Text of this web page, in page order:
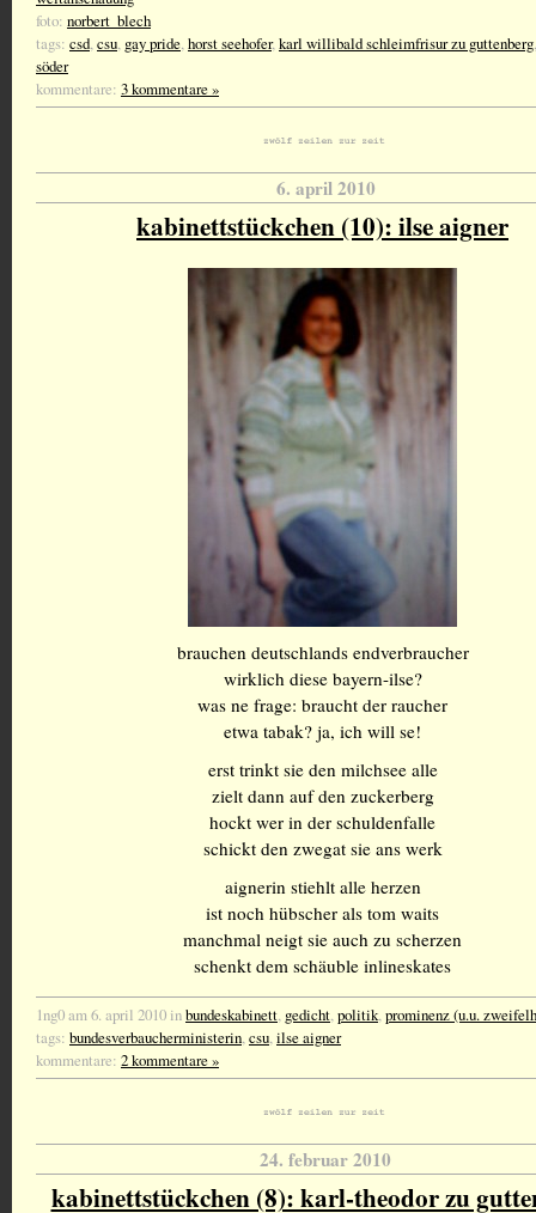
foto: norbert_blech
tags: csd,csu, gay pride,horst seehofer,karl willibald schleimfrisur zu guttenberg
söder
kommentare: 3 kommentare »
6. april 2010
kabinettstückchen (10): ilse aigner
brauchen deutschlands endverbraucher
wirklich diese bayern-ilse?
was ne frage: braucht der raucher
etwa tabak? ja, ich will se!
erst trinkt sie den milchsee alle
zielt dann auf den zuckerberg
hockt wer in der schuldenfalle
schickt den zwegat sie ans werk
aignerin stiehlt alle herzen
ist noch hübscher als tom waits
manchmal neigt sie auch zu scherzen
schenkt dem schäuble inlineskates
1ng0 am 6. april 2010 inbundeskabinett, gedicht,politik,prominenz (u.u.
tags: bundesverbaucherministerin,csu,ilse aigner
kommentare: 2 kommentare »
24. februar 2010
kabinettstückchen (8): karl-theodor zu